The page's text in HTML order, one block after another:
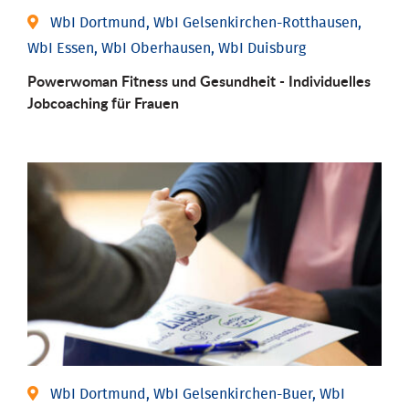
WbI Dortmund, WbI Gelsenkirchen-Rotthausen,
WbI Essen, WbI Oberhausen, WbI Duisburg
Powerwoman Fitness und Gesund­heit - Individu­elles
Job­coaching für Frauen
WbI Dortmund, WbI Gelsenkirchen-Buer, WbI